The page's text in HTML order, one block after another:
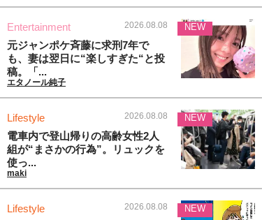
Entertainment 2026.08.08
元ジャンポケ斉藤に求刑7年で
も、妻は翌日に“楽しすぎた“と投
稿。「...
エタノール純子
NEW
Lifestyle 2026.08.08
電車内で登山帰りの高齢女性2人
組が“まさかの行為”。リュックを
使っ...
maki
NEW
Lifestyle 2026.08.08 NEW